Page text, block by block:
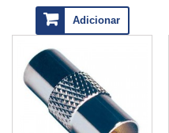
Adicionar